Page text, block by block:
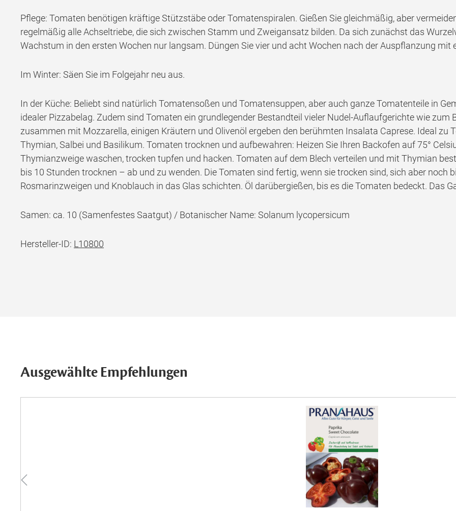
Pflege: Tomaten benötigen kräftige Stützstäbe oder Tomatenspiralen. Gießen Sie gleichmäßig, aber
regelmäßig alle Achseltriebe, die sich zwischen Stamm und Zweigansatz bilden. Da sich zunächst das
Wachstum in den ersten Wochen nur langsam. Düngen Sie vier und acht Wochen nach der Auspflanzung mit
Im Winter: Säen Sie im Folgejahr neu aus.
In der Küche: Beliebt sind natürlich Tomatensoßen und Tomatensuppen, aber auch ganze Tomatenteile in
idealer Pizzabelag. Zudem sind Tomaten ein grundlegender Bestandteil vieler Nudel-Auflaufgerichte wie zum
zusammen mit Mozzarella, einigen Kräutern und Olivenöl ergeben den berühmten Insalata Caprese. Ideal zu
Thymian, Salbei und Basilikum. Tomaten trocknen und aufbewahren: Heizen Sie Ihren Backofen auf 75°
Thymianzweige waschen, trocken tupfen und hacken. Tomaten auf dem Blech verteilen und mit Thymian
bis 10 Stunden trocknen – ab und zu wenden. Die Tomaten sind fertig, wenn sie trocken sind, sich aber noch
Rosmarinzweigen und Knoblauch in das Glas schichten. Öl darübergießen, bis es die Tomaten bedeckt. Das
Samen: ca. 10 (Samenfestes Saatgut) / Botanischer Name: Solanum lycopersicum
Hersteller-ID: L10800
Ausgewählte Empfehlungen